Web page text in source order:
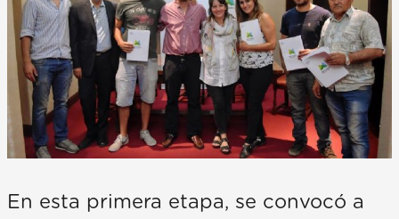
En esta primera etapa, se convocó a